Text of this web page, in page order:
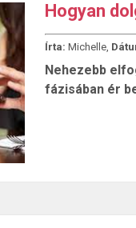
Hogyan
Írta: Michelle,
Nehezebb
fázisában ér